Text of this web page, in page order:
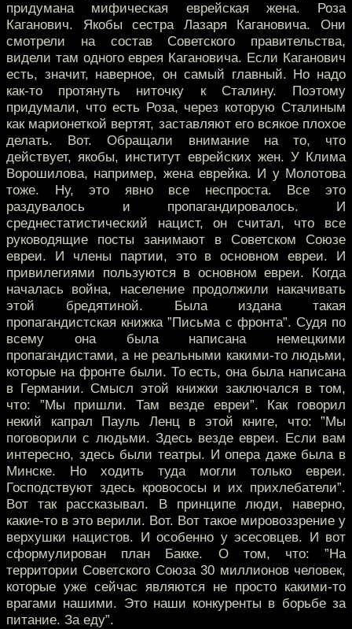
придумана мифическая еврейская жена. Роза
Каганович. Якобы сестра Лазаря Кагановича. Они
смотрели на состав Советского правительства,
видели там одного еврея Кагановича. Если Каганович
есть, значит, наверное, он самый главный. Но надо
как-то протянуть ниточку к Сталину. Поэтому
придумали, что есть Роза, через которую Сталиным
как марионеткой вертят, заставляют его всякое плохое
делать. Вот. Обращали внимание на то, что
действует, якобы, институт еврейских жен. У Клима
Ворошилова, например, жена еврейка. И у Молотова
тоже. Ну, это явно все неспроста. Все это
раздувалось и пропагандировалось. И
среднестатистический нацист, он считал, что все
руководящие посты занимают в Советском Союзе
евреи. И члены партии, это в основном евреи. И
привилегиями пользуются в основном евреи. Когда
началась война, население продолжили накачивать
этой бредятиной. Была издана такая
пропагандистская книжка ”Письма с фронта”. Судя по
всему она была написана немецкими
пропагандистами, а не реальными какими-то людьми,
которые на фронте были. То есть, она была написана
в Германии. Смысл этой книжки заключался в том,
что: ”Мы пришли. Там везде евреи”. Как говорил
некий капрал Пауль Ленц в этой книге, что: ”Мы
поговорили с людьми. Здесь везде евреи. Если вам
интересно, здесь были театры. И опера даже была в
Минске. Но ходить туда могли только евреи.
Господствуют здесь кровососы и их прихлебатели”.
Вот так рассказывал. В принципе люди, наверно,
какие-то в это верили. Вот. Вот такое мировоззрение у
верхушки нацистов. И особенно у эсесовцев. И вот
сформулирован план Бакке. О том, что: ”На
территории Советского Союза 30 миллионов человек,
которые уже сейчас являются не просто какими-то
врагами нашими. Это наши конкуренты в борьбе за
питание. За еду”.